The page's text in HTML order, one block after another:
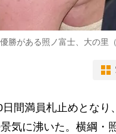
勝がある照ノ富士、大の里
間満員札止めとなり
気に沸いた。横綱・